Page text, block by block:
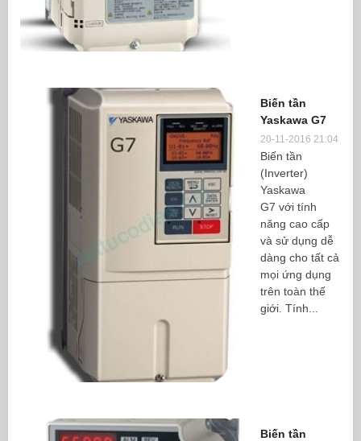
Biến tần
Yaskawa G7
20-11-2016 21:04
Biến tần
(Inverter)
Yaskawa
G7 với tính
năng cao cấp
và sử dụng dễ
dàng cho tất cả
mọi ứng dụng
trên toàn thế
giới. Tính...
Biến tần